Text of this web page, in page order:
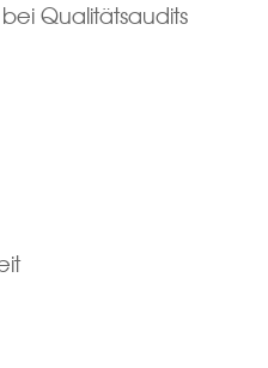
Qualitätsaudits